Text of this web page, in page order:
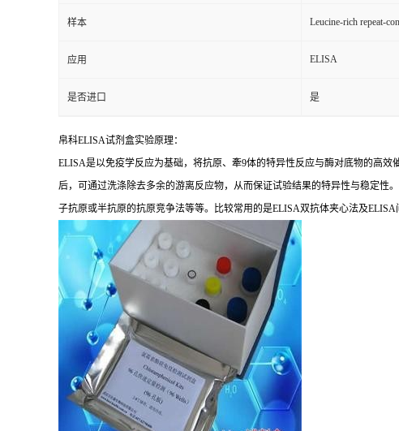
样本 Leucine-rich repeat-
应用 ELISA
是否进口 是
帛科ELISA试剂盒实验原理：
ELISA是以免疫学反应为基础，将抗原、牽9体的特异性反应与酶对底物的高效
后，可通过洗涤除去多余的游离反应物，从而保证试验结果的特异性与稳定性
子抗原或半抗原的抗原竞争法等等。比较常用的是ELISA双抗体夹心法及ELISA